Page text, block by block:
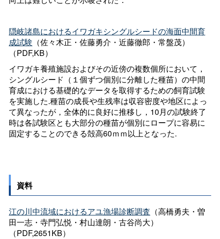
隠岐諸島におけるイワガキシングルシードの海面中間育
成試験 （佐々木正・佐藤勇介・近藤徹郎・常盤茂）
（PDF,KB）
イワガキ養殖施設およびその近傍の複数個所において，
シングルシード（１個ずつ個別に分離した種苗）の中間
育成における基礎的なデータを取得するための飼育試験
を実施した.種苗の成長や生残率は収容密度や地区によっ
て異なったが，全体的に良好に推移し，10月の試験終了
時は各試験区とも大部分の種苗が個別にロープに容易に
固定することのできる殻高60ｍｍ以上となった.
資料
江の川中流域におけるアユ漁場診断調査 （高橋勇夫・曽
田一志・寺門弘悦・村山達朗・古谷尚大）
（PDF,2651KB）